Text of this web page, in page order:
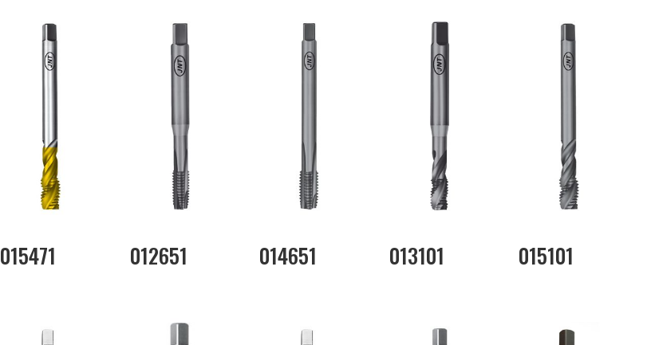
015471 012651 014651 013101 015101